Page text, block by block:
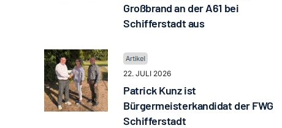
Großbrand an der A61 bei
Schifferstadt aus
22. JULI 2026
Patrick Kunz ist
Bürgermeisterkandidat der FWG
Schifferstadt